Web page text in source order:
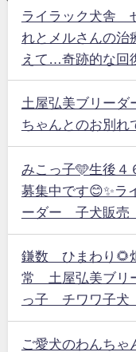
ライラック犬舎
れとメルさんの治
えて…奇跡的な回
土屋弘美ブリー
ちゃんとのお別れ
みこっ子🩵生後４
募集中です😊✨
ーダー 子犬販
鎌数 ひまわり
常 土屋弘美ブリ
っ子 チワワ子犬
ご愛犬のわんち